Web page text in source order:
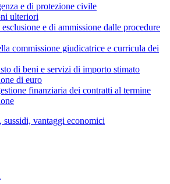
e di protezione civile
ulteriori
e di ammissione dalle procedure
commissione giudicatrice e curricula dei
di beni e servizi di importo stimato
di euro
finanziaria dei contratti al termine
vantaggi economici